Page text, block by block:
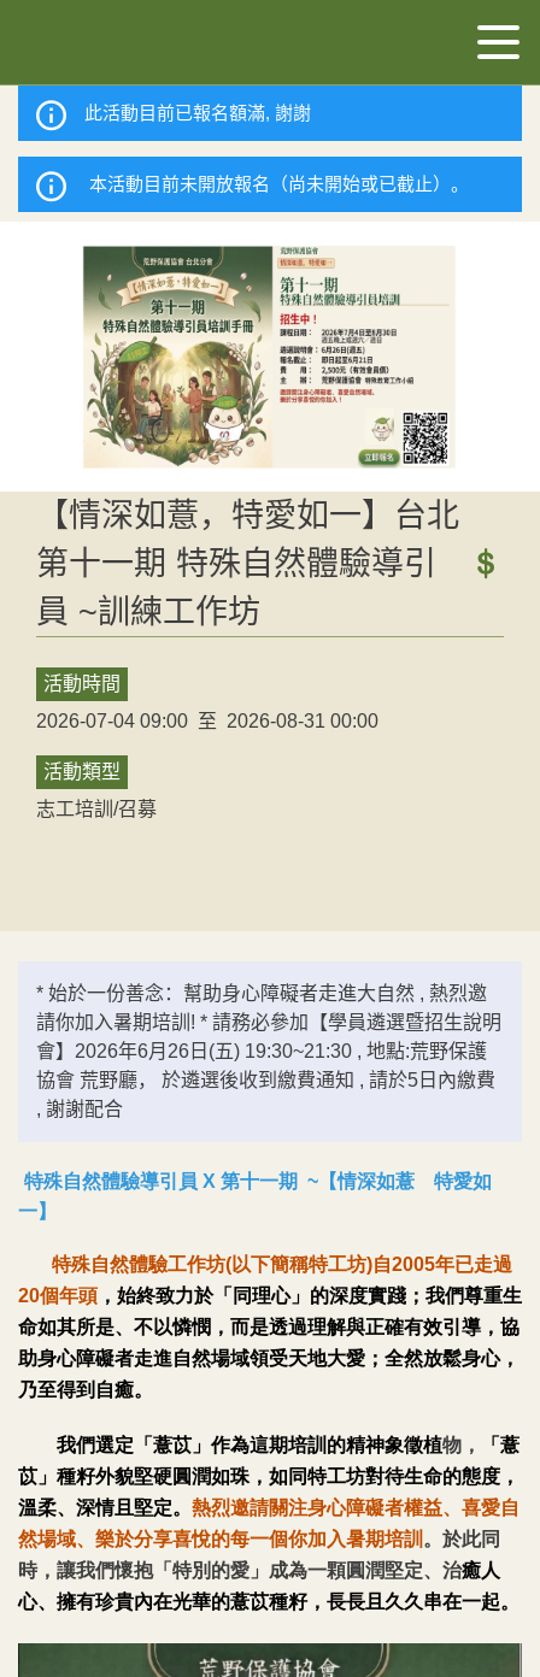
此活動目前已報名額滿, 謝謝
本活動目前未開放報名（尚未開始或已截止）。
【情深如薏，特愛如一】台北
第十一期 特殊自然體驗導引
員 ~訓練工作坊
活動時間
2026-07-04 09:00 至 2026-08-31 00:00
活動類型
志工培訓/召募
* 始於一份善念：幫助身心障礙者走進大自然 , 熱烈邀
請你加入暑期培訓! * 請務必參加【學員遴選暨招生說明
會】2026年6月26日(五) 19:30~21:30 , 地點:荒野保護
協會 荒野廳， 於遴選後收到繳費通知 , 請於5日內繳費
, 謝謝配合
特殊自然體驗導引員 X 第十一期 ~ 【情深如薏 特愛如
一】
特殊自然體驗工作坊(以下簡稱特工坊)自2005年已走過
20個年頭 ，始終致力於「同理心」的深度實踐；我們尊重生
命如其所是、不以憐憫，而是透過理解與正確有效引導，協
助身心障礙者走進自然場域領受天地大愛；全然放鬆身心，
乃至得到自癒。
我們選定「薏苡」作為這期培訓的精神象徵植物，
「薏
苡」種籽外貌堅硬圓潤如珠，如同特工坊對待生命的態度，
溫柔、深情且堅定。 熱烈邀請關注身心障礙者權益、喜愛自
然場域、樂於分享喜悅的每一個你加入暑期培訓 。於此同
時，讓我們懷抱「特別的愛」成為一顆圓潤堅定、治癒人
心、擁有珍貴內在光華的薏苡種籽，長長且久久串在一起。